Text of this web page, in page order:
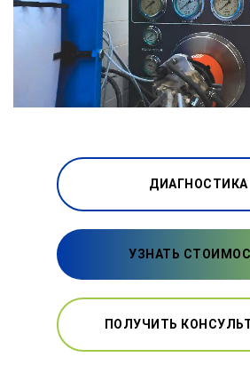
ДИАГНОСТИКА
УЗНАТЬ
ПОЛУЧИТЬ